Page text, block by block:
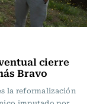
cierre
Bravo
la reformalización